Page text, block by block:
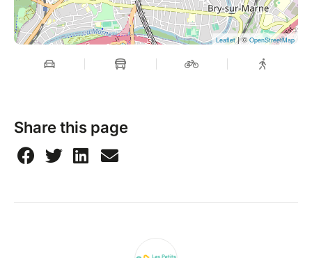
Leaflet| © OpenStreetMap
Share this page